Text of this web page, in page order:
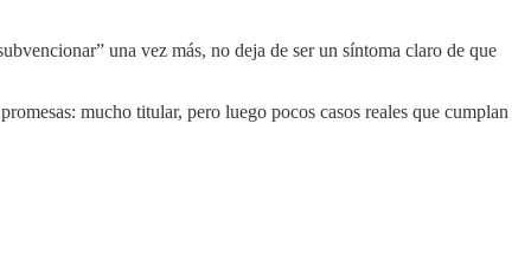
una vez más, no deja de ser un síntoma claro de que
mucho titular, pero luego pocos casos reales que cumplan